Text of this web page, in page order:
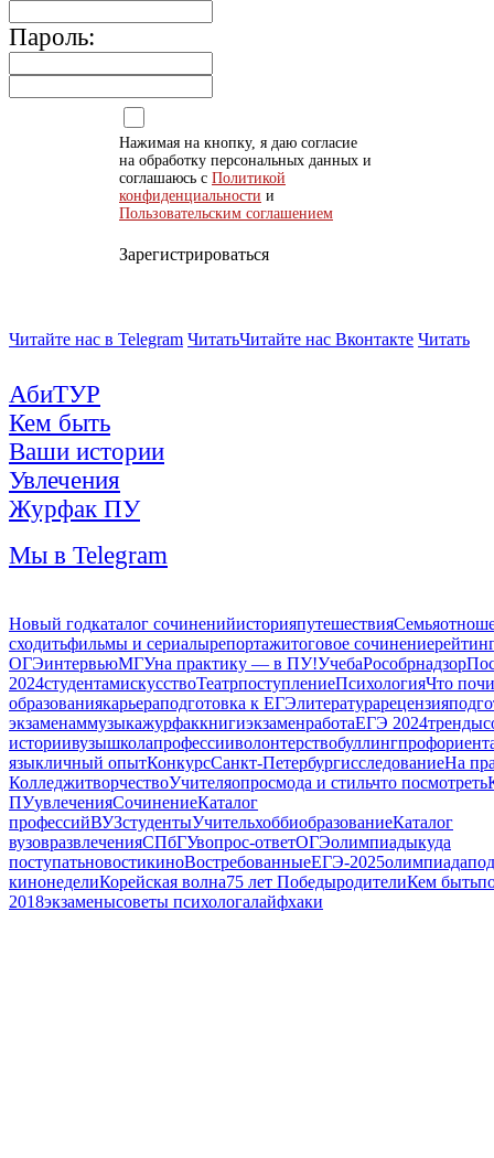
Пароль:
Нажимая на кнопку, я даю согласие
на обработку персональных данных и
соглашаюсь с Политикой
конфиденциальности и
Пользовательским соглашением
Зарегистрироваться
Читайте нас в Telegram ЧитатьЧитайте нас Вконтакте Читать
АбиТУР
Кем быть
Ваши истории
Увлечения
Журфак ПУ
Мы в Telegram
Новый годкаталог сочиненийисторияпутешествияСемья
сходитьфильмы и сериалырепортажитоговое сочинение
ОГЭинтервьюМГУна практику — в ПУ!УчебаРособрнадзор
2024студентамискусствоТеатрпоступлениеПсихологияЧто
образованиякарьераподготовка к ЕГЭлитературарецензия
экзаменаммузыкажурфаккнигиэкзаменработаЕГЭ 2024тренды
историивузышколапрофессииволонтерствобуллинг
языкличный опытКонкурсСанкт-ПетербургисследованиеНа
КолледжитворчествоУчителяопросмода и стильчто посмотреть
ПУувлеченияСочинениеКаталог
профессийВУЗстудентыУчительхоббиобразованиеКаталог
вузовразвлеченияСПбГУвопрос-ответОГЭолимпиадыкуда
поступатьновостикиноВостребованныеЕГЭ-2025олимпиада
кинонеделиКорейская волна75 лет ПобедыродителиКем быть
2018экзаменысоветы психологалайфхаки